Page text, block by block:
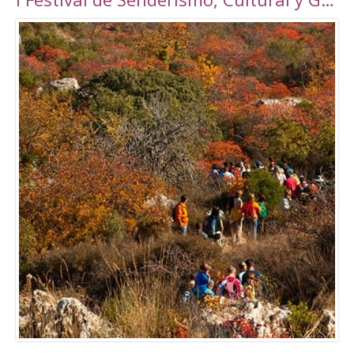
Torrepalma ***, con unas novedosas y amplias
instalaciones inauguradas en 2010, con una
superficie total de 6889 m2. Amplio abanico
de actividades tanto libres como dirigidas.
Tarifas Las tarifas para entradas individuales y
de forma puntual tienen un importe de
5,00€. También existe la posibilidad de
adquirir un Bono de 10 usos (válido durante 90
días) a un precio de 40,00€. Tanto el ticket
como el Bono son de uso personal e
intransferible. Con acceso durante todo el día
en los horarios abajo indicados. El precio de la
entrada a la piscina para un adulto es de 3,50€.
Para consultar el resto de precios y horarios
sigan este enlace:
http://alcalalarealesdeporte.com/tarifas/
Piscina Este centro cuenta, además de con el